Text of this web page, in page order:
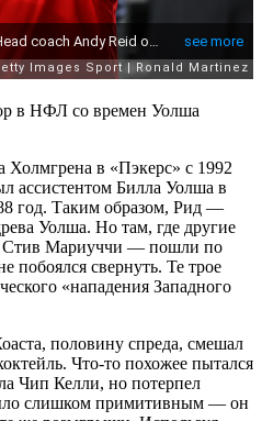
в НФЛ со времен Уолша
в «Пэкерс» с 1992
ассистентом Билла Уолша в
год. Таким образом, Рид —
Уолша. Но там, где другие
Мариуччи — пошли по
побоялся свернуть. Те трое
«нападения Западного
половину спреда, смешал
Что-то похожее пытался
Чип Келли, но потерпел
слишком примитивным — он